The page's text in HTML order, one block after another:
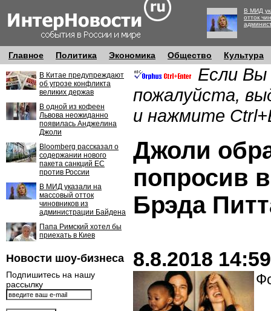
В МИД
отток
Главное Политика Экономика Общество Культура
В Китае предупреждают
об угрозе конфликта
великих держав
В одной из кофеен
Львова неожиданно
появилась Анджелина
Джоли
Bloomberg рассказал о
содержании нового
пакета санкций ЕС
против России
В МИД указали на
массовый отток
чиновников из
администрации Байдена
Папа Римский хотел бы
приехать в Киев
Новости шоу-бизнеса
Подпишитесь на нашу
рассылку
Если Вы
пожалуйста,
и нажмите
Джоли
попросив
Брэда
8.8.2018 14:59